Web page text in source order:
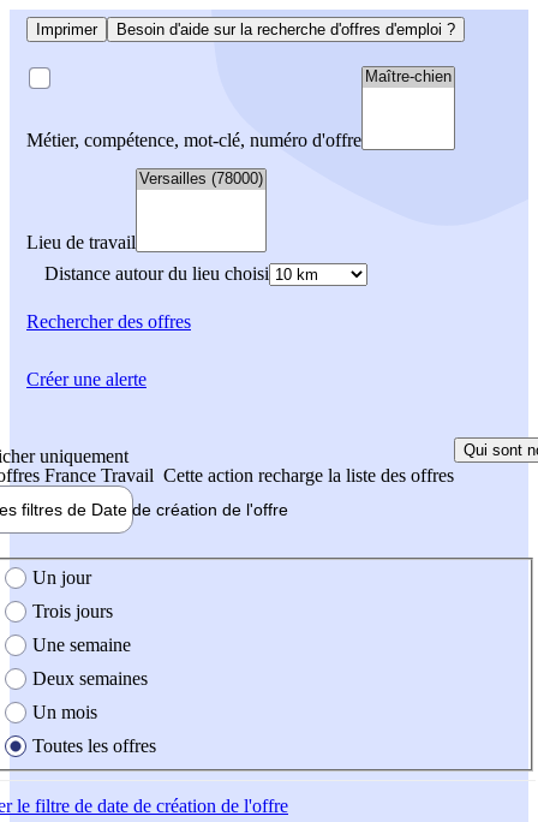
Imprimer Besoin d'aide sur la recherche d'offres d'emploi ?
Métier, compétence, mot-clé, numéro d'offre
Lieu de travail
Distance autour du lieu choisi
Rechercherdes offres
uniquement
France Travail Cette action recharge la liste des offres
Qui sont
filtres de Date de création de l'offre
création de l'offre
Un jour
Trois jours
Une semaine
Deux semaines
Un mois
Toutes les offres
le filtre de date de création de l'offre
Créer une alerte